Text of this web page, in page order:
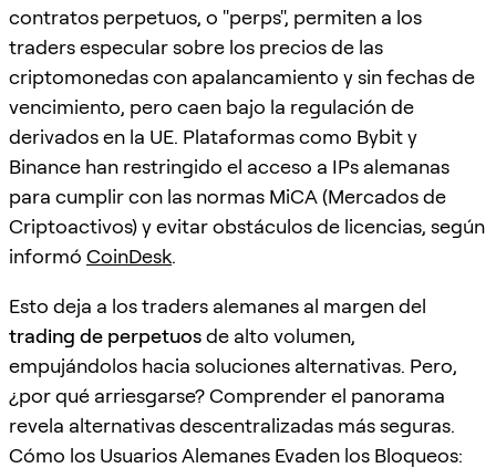
contratos perpetuos, o "perps", permiten a los
traders especular sobre los precios de las
criptomonedas con apalancamiento y sin fechas de
vencimiento, pero caen bajo la regulación de
derivados en la UE. Plataformas como Bybit y
Binance han restringido el acceso a IPs alemanas
para cumplir con las normas MiCA (Mercados de
Criptoactivos) y evitar obstáculos de licencias, según
informó CoinDesk.
Esto deja a los traders alemanes al margen del
trading de perpetuosde alto volumen,
empujándolos hacia soluciones alternativas. Pero,
¿por qué arriesgarse? Comprender el panorama
revela alternativas descentralizadas más seguras.
Cómo los Usuarios Alemanes Evaden los Bloqueos: